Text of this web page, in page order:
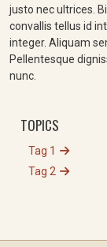
justo nec ultrices.
convallis tellus id
integer. Aliquam
Pellentesque
nunc.
TOPICS
Tag 1
Tag 2